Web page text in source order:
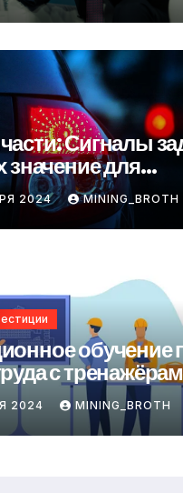
Сигналы
значение для
на дороге
2024 MINING_BROTH
обучение
с
2024 MINING_BROTH